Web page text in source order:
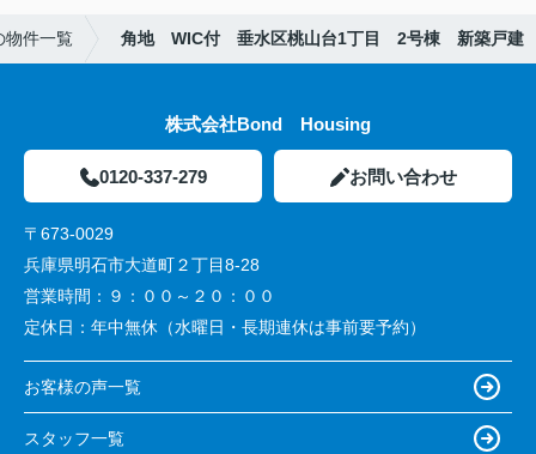
物件一覧 角地 WIC付 垂水区桃山台1丁目 2号棟 新築戸建
株式会社Bond Housing
0120-337-279 お問い合わせ
〒673-0029
兵庫県明石市大道町２丁目8-28
営業時間： ９：００～２０：００
定休日： 年中無休（水曜日・長期連休は事前要予約）
お客様の声一覧
スタッフ一覧